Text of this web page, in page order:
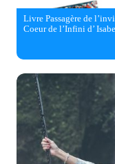
Livre Passagère de
Coeur de l’Infini d’